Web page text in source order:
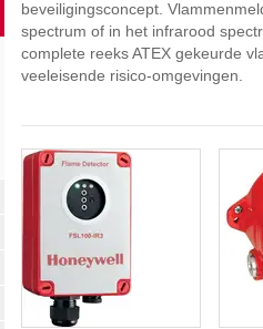
beveiligingsconcept.
spectrum of in het infrarood
complete reeks ATEX gekeurde
veeleisende risico-omgevingen.